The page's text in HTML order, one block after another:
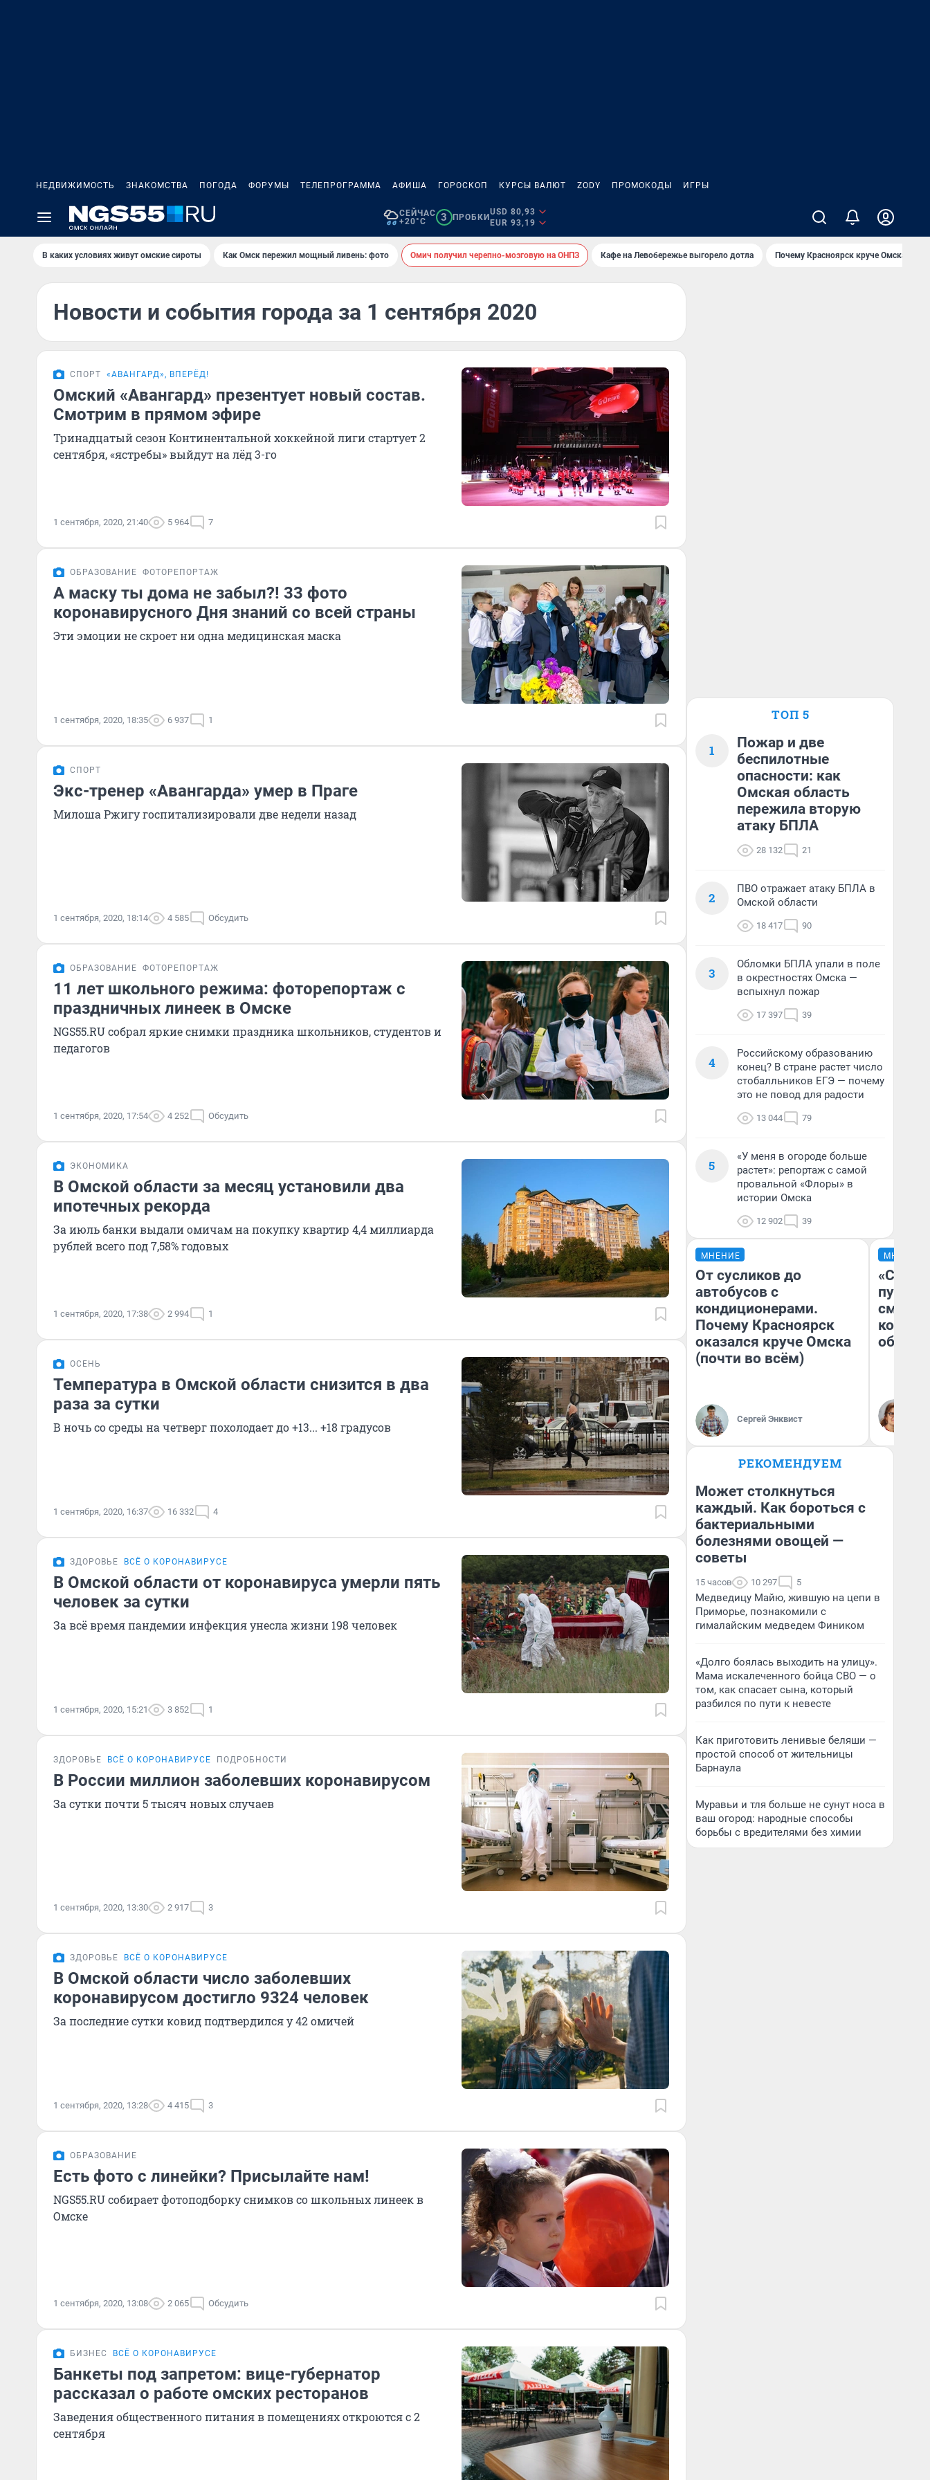
НЕДВИЖИМОСТЬ ЗНАКОМСТВА ПОГОДА ФОРУМЫ ТЕЛЕПРОГРАММА АФИША ГОРОСКОП КУРСЫ ВАЛЮТ ZODY ПРОМОКОДЫ ИГРЫ
СЕЙЧАС
+20°C
3 ПРОБКИ
USD 80,93
EUR 93,19
В каких условиях живут омские сироты Как Омск пережил мощный ливень: фото Омич получил черепно-мозговую на ОНПЗ Кафе на Левобережье выгорело дотла Почему Красноярск круче Омска
Новости и события города за 1 сентября 2020
СПОРТ «АВАНГАРД», ВПЕРЁД!
Омский «Авангард» презентует новый состав.
Смотрим в прямом эфире
Тринадцатый сезон Континентальной хоккейной лиги стартует 2
сентября, «ястребы» выйдут на лёд 3-го
1 сентября, 2020, 21:40 5 964 7
ОБРАЗОВАНИЕ ФОТОРЕПОРТАЖ
А маску ты дома не забыл?! 33 фото
коронавирусного Дня знаний со всей страны
Эти эмоции не скроет ни одна медицинская маска
1 сентября, 2020, 18:35 6 937 1
СПОРТ
Экс-тренер «Авангарда» умер в Праге
Милоша Ржигу госпитализировали две недели назад
1 сентября, 2020, 18:14 4 585 Обсудить
ОБРАЗОВАНИЕ ФОТОРЕПОРТАЖ
11 лет школьного режима: фоторепортаж с
праздничных линеек в Омске
NGS55.RU собрал яркие снимки праздника школьников, студентов и
педагогов
1 сентября, 2020, 17:54 4 252 Обсудить
ЭКОНОМИКА
В Омской области за месяц установили два
ипотечных рекорда
За июль банки выдали омичам на покупку квартир 4,4 миллиарда
рублей всего под 7,58% годовых
1 сентября, 2020, 17:38 2 994 1
ОСЕНЬ
Температура в Омской области снизится в два
раза за сутки
В ночь со среды на четверг похолодает до +13... +18 градусов
1 сентября, 2020, 16:37 16 332 4
ЗДОРОВЬЕ ВСЁ О КОРОНАВИРУСЕ
В Омской области от коронавируса умерли пять
человек за сутки
За всё время пандемии инфекция унесла жизни 198 человек
1 сентября, 2020, 15:21 3 852 1
ЗДОРОВЬЕ ВСЁ О КОРОНАВИРУСЕ ПОДРОБНОСТИ
В России миллион заболевших коронавирусом
За сутки почти 5 тысяч новых случаев
1 сентября, 2020, 13:30 2 917 3
ЗДОРОВЬЕ ВСЁ О КОРОНАВИРУСЕ
В Омской области число заболевших
коронавирусом достигло 9324 человек
За последние сутки ковид подтвердился у 42 омичей
1 сентября, 2020, 13:28 4 415 3
ОБРАЗОВАНИЕ
Есть фото с линейки? Присылайте нам!
NGS55.RU собирает фотоподборку снимков со школьных линеек в
Омске
1 сентября, 2020, 13:08 2 065 Обсудить
БИЗНЕС ВСЁ О КОРОНАВИРУСЕ
Банкеты под запретом: вице-губернатор
рассказал о работе омских ресторанов
Заведения общественного питания в помещениях откроются с 2
сентября
ТОП 5
1
Пожар и две
беспилотные
опасности: как
Омская область
пережила вторую
атаку БПЛА
28 132 21
2
ПВО отражает атаку БПЛА в
Омской области
18 417 90
3
Обломки БПЛА упали в поле
в окрестностях Омска —
вспыхнул пожар
17 397 39
4
Российскому образованию
конец? В стране растет число
стобалльников ЕГЭ — почему
это не повод для радости
13 044 79
5
«У меня в огороде больше
растет»: репортаж с самой
провальной «Флоры» в
истории Омска
12 902 39
МНЕНИЕ
От сусликов до
автобусов с
кондиционерами.
Почему Красноярск
оказался круче Омска
(почти во всём)
Сергей Энквист
МНЕНИЕ
РЕКОМЕНДУЕМ
Может столкнуться
каждый. Как бороться с
бактериальными
болезнями овощей —
советы
15 часов 10 297 5
Медведицу Майю, жившую на цепи в
Приморье, познакомили с
гималайским медведем Фиником
«Долго боялась выходить на улицу».
Мама искалеченного бойца СВО — о
том, как спасает сына, который
разбился по пути к невесте
Как приготовить ленивые беляши —
простой способ от жительницы
Барнаула
Муравьи и тля больше не сунут носа в
ваш огород: народные способы
борьбы с вредителями без химии